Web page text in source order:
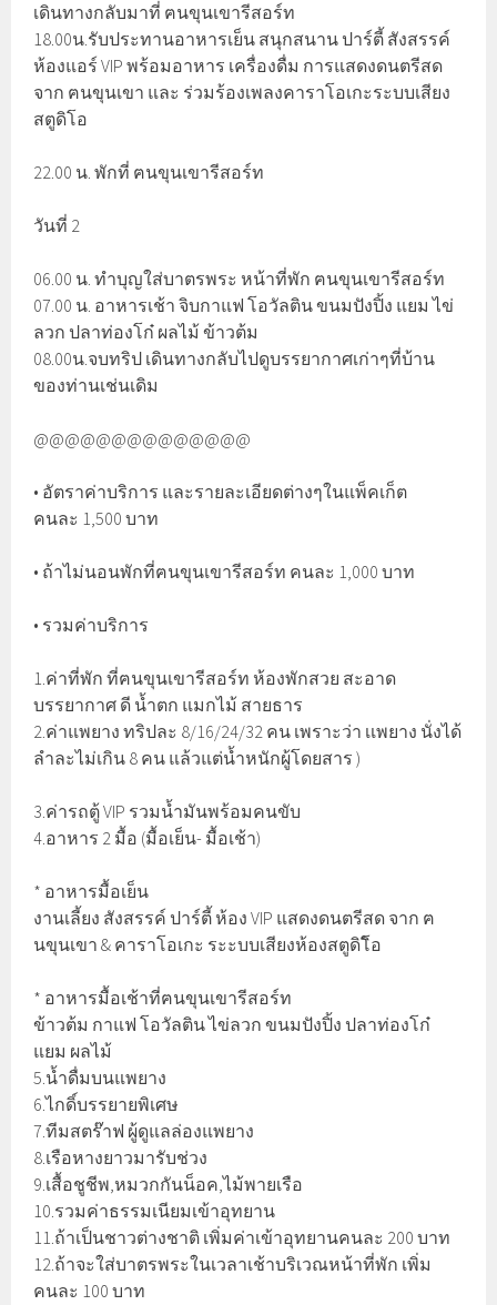
เดินทางกลับมาที่ ฅนขุนเขารีสอร์ท
18.00น.รับประทานอาหารเย็น สนุกสนาน ปาร์ตี้ สังสรรค์
ห้องแอร์ VIP พร้อมอาหาร เครื่องดื่ม การแสดงดนตรีสด
จาก ฅนขุนเขา และ ร่วมร้องเพลงคาราโอเกะระบบเสียง
สตูดิโอ
22.00 น. พักที่ ฅนขุนเขารีสอร์ท
วันที่ 2
06.00 น. ทำบุญใส่บาตรพระ หน้าที่พัก ฅนขุนเขารีสอร์ท
07.00 น. อาหารเช้า จิบกาแฟ โอวัลติน ขนมปังปิ้ง แยม ไข่
ลวก ปลาท่องโก๋ ผลไม้ ข้าวต้ม
08.00น.จบทริป เดินทางกลับไปดูบรรยากาศเก่าๆที่บ้าน
ของท่านเช่นเดิม
@@@@@@@@@@@@@@
• อัตราค่าบริการ และรายละเอียดต่างๆในแพ็คเก็ต
คนละ 1,500 บาท
• ถ้าไม่นอนพักที่ฅนขุนเขารีสอร์ท คนละ 1,000 บาท
• รวมค่าบริการ
1.ค่าที่พัก ที่ฅนขุนเขารีสอร์ท ห้องพักสวย สะอาด
บรรยากาศ ดี น้ำตก แมกไม้ สายธาร
2.ค่าแพยาง ทริปละ 8/16/24/32 คน เพราะว่า เเพยาง นั่งได้
ลำละไม่เกิน 8 คน แล้วแต่น้ำหนักผู้โดยสาร )
3.ค่ารถตู้ VIP รวมน้ำมันพร้อมคนขับ
4.อาหาร 2 มื้อ (มื้อเย็น- มื้อเช้า)
* อาหารมื้อเย็น
งานเลี้ยง สังสรรค์ ปาร์ตี้ ห้อง VIP แสดงดนตรีสด จาก ฅ
นขุนเขา & คาราโอเกะ ระะบบเสียงห้องสตูดิโิอ
* อาหารมื้อเช้าที่ฅนขุนเขารีสอร์ท
ข้าวต้ม กาแฟ โอวัลติน ไข่ลวก ขนมปังปิ้ง ปลาท่องโก๋
แยม ผลไม้
5.น้ำดื่มบนแพยาง
6.ไกดิ์บรรยายพิเศษ
7.ทีมสตร๊าฟ ผู้ดูแลล่องแพยาง
8.เรือหางยาวมารับช่วง
9.เสื้อชูชีพ,หมวกกันน็อค,ไม้พายเรือ
10.รวมค่าธรรมเนียมเข้าอุทยาน
11.ถ้าเป็นชาวต่างชาติ เพิ่มค่าเข้าอุทยานคนละ 200 บาท
12.ถ้าจะใส่บาตรพระในเวลาเช้าบริเวณหน้าที่พัก เพิ่ม
คนละ 100 บาท